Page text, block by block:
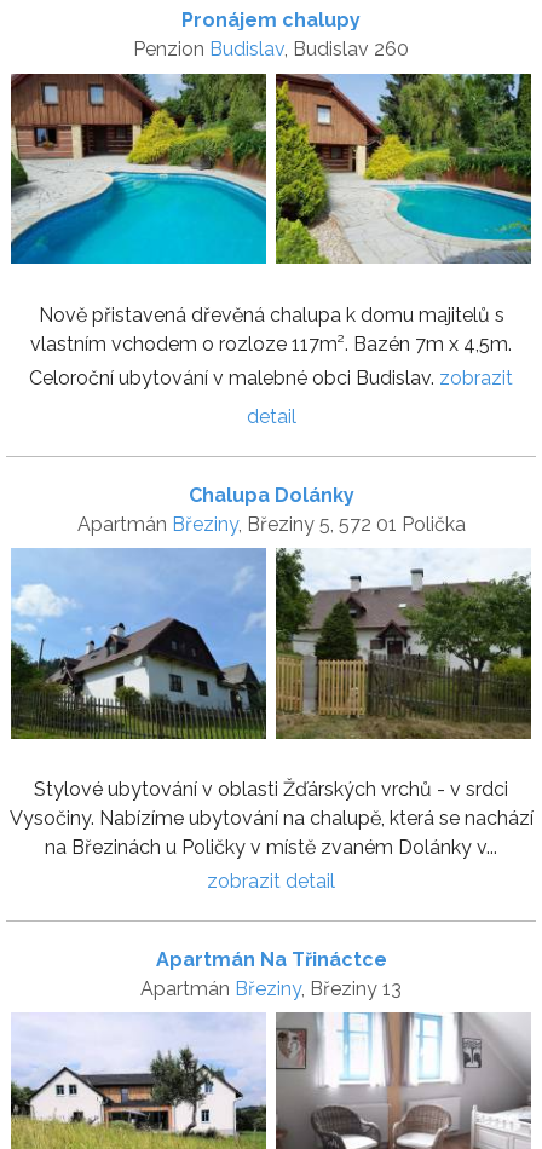
Pronájem chalupy
Penzion Budislav, Budislav 260
Nově přistavená dřevěná chalupa k domu majitelů s
vlastním vchodem o rozloze 117m². Bazén 7m x 4,5m.
Celoroční ubytování v malebné obci Budislav. zobrazit
detail
Chalupa Dolánky
Apartmán Březiny, Březiny 5, 572 01 Polička
Stylové ubytování v oblasti Žďárských vrchů - v srdci
Vysočiny. Nabízíme ubytování na chalupě, která se nachází
na Březinách u Poličky v místě zvaném Dolánky v...
zobrazit detail
Apartmán Na Třináctce
Apartmán Březiny, Březiny 13